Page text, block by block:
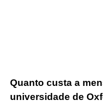
Quanto custa a
universidade de